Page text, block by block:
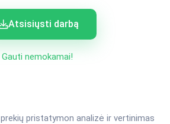
Atsisiųsti darbą
Gauti nemokamai!
pristatymon analizė ir vertinimas